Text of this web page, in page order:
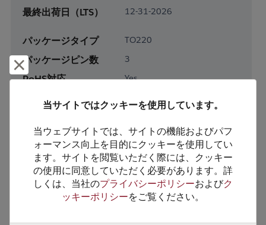
最終出荷日（LTS） 12-31-2026
パッケージタイプ TO220
パッケージピン数 3
RoHS対応 Yes
鉛フリー
梱包数 500
製品カテゴリー Analog & Mixed Signal
製品サブカテゴリー Bridge & Gate Driver
製品グループ
Bridge Drvrs, Low&High
却下して閉じる
当サイトではクッキーを使用しています。
当ウェブサイトでは、サイトの機能およびパフ
ォーマンス向上を目的にクッキーを使用してい
ます。サイトを閲覧いただく際には、クッキー
の使用に同意していただく必要があります。詳
しくは、当社のプライバシーポリシーおよびク
ッキーポリシーをご覧ください。